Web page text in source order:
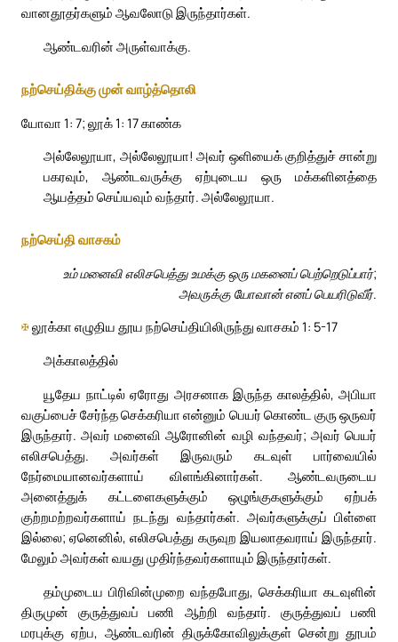
வானதூதர்களும் ஆவலோடு இருந்தார்கள்.
ஆண்டவரின் அருள்வாக்கு.
நற்செய்திக்கு முன் வாழ்த்தொலி
யோவா 1: 7; லூக் 1: 17 காண்க
அல்லேலூயா, அல்லேலூயா! அவர் ஒளியைக் குறித்துச் சான்று
பகரவும், ஆண்டவருக்கு ஏற்புடைய ஒரு மக்களினத்தை
ஆயத்தம் செய்யவும் வந்தார். அல்லேலூயா.
நற்செய்தி வாசகம்
உம் மனைவி எலிசபெத்து உமக்கு ஒரு மகனைப் பெற்றெடுப்பார்;
அவருக்கு யோவான் எனப் பெயரிடுவீர்.
✠லூக்கா எழுதிய தூய நற்செய்தியிலிருந்து வாசகம் 1: 5-17
அக்காலத்தில்
யூதேய நாட்டில் ஏரோது அரசனாக இருந்த காலத்தில், அபியா
வகுப்பைச் சேர்ந்த செக்கரியா என்னும் பெயர் கொண்ட குரு ஒருவர்
இருந்தார். அவர் மனைவி ஆரோனின் வழி வந்தவர்; அவர் பெயர்
எலிசபெத்து. அவர்கள் இருவரும் கடவுள் பார்வையில்
நேர்மையானவர்களாய் விளங்கினார்கள். ஆண்டவருடைய
அனைத்துக் கட்டளைகளுக்கும் ஒழுங்குகளுக்கும் ஏற்பக்
குற்றமற்றவர்களாய் நடந்து வந்தார்கள். அவர்களுக்குப் பிள்ளை
இல்லை; ஏனெனில், எலிசபெத்து கருவுற இயலாதவராய் இருந்தார்.
மேலும் அவர்கள் வயது முதிர்ந்தவர்களாயும் இருந்தார்கள்.
தம்முடைய பிரிவின்முறை வந்தபோது, செக்கரியா கடவுளின்
திருமுன் குருத்துவப் பணி ஆற்றி வந்தார். குருத்துவப் பணி
மரபுக்கு ஏற்ப, ஆண்டவரின் திருக்கோவிலுக்குள் சென்று தூபம்